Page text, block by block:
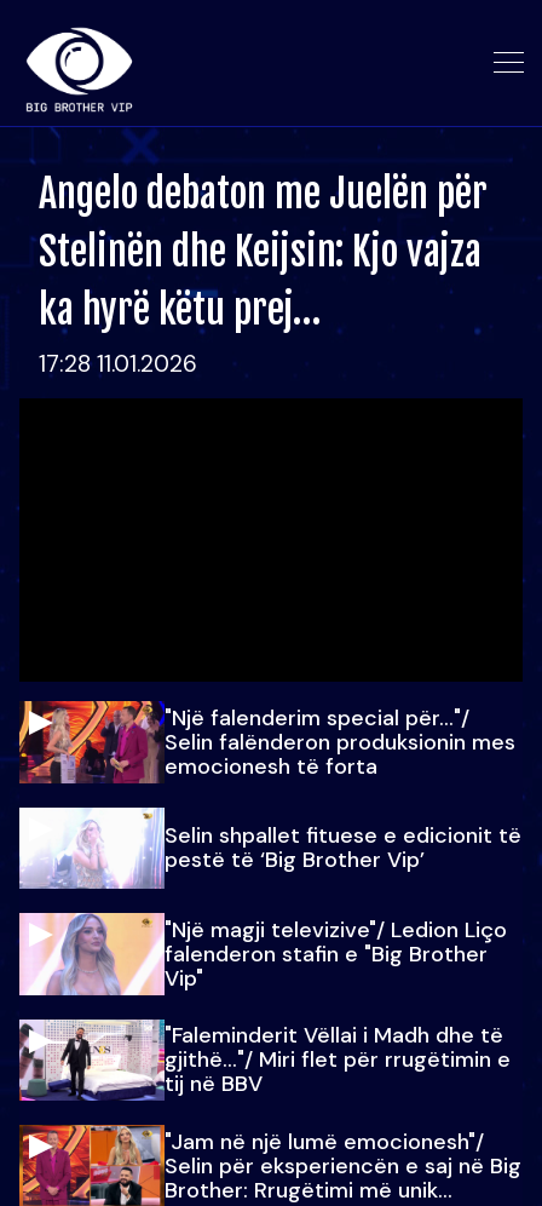
Angelo debaton me Juelën për
Stelinën dhe Keijsin: Kjo vajza
ka hyrë këtu prej…
17:28 11.01.2026
"Një falenderim special për…"/
Selin falënderon produksionin mes
emocionesh të forta
Selin shpallet fituese e edicionit të
pestë të ‘Big Brother Vip’
"Një magji televizive"/ Ledion Liço
falenderon stafin e "Big Brother
Vip"
"Faleminderit Vëllai i Madh dhe të
gjithë…"/ Miri flet për rrugëtimin e
tij në BBV
"Jam në një lumë emocionesh"/
Selin për eksperiencën e saj në Big
Brother: Rrugëtimi më unik…